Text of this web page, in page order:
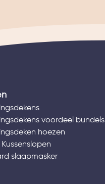
voordeel bundels
hoezen
slaapmasker